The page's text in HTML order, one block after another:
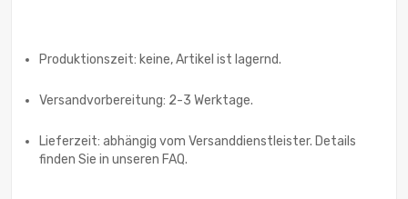
Produktionszeit: keine, Artikel ist lagernd.
Versandvorbereitung: 2-3 Werktage.
Lieferzeit: abhängig vom Versanddienstleister. Details
finden Sie in unseren FAQ.